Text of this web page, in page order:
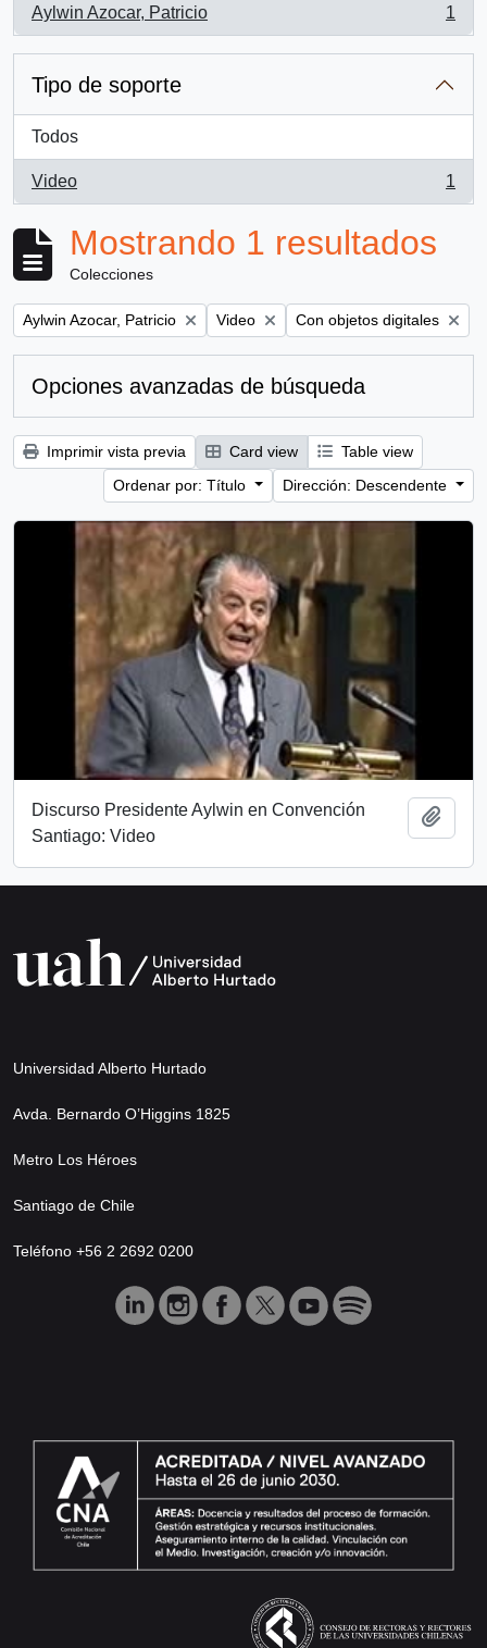
Aylwin Azocar, Patricio
, 1 resultados
1
Tipo de soporte
Todos
Video
, 1 resultados
1
Mostrando 1 resultados
Colecciones
Remove filter:
Aylwin Azocar, Patricio Remove filter:
Video Remove filter:
Con objetos digitales
Opciones avanzadas de búsqueda
Imprimir vista previa Card view
Table view
Ordenar por: Título
Dirección: Descendente
Discurso Presidente Aylwin en Convención
Santiago: Video
Universidad Alberto Hurtado
Avda. Bernardo O’Higgins 1825
Metro Los Héroes
Santiago de Chile
Teléfono +56 2 2692 0200